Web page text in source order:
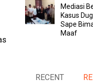
Mediasi
Kasus
Sape
Maaf
RECENT